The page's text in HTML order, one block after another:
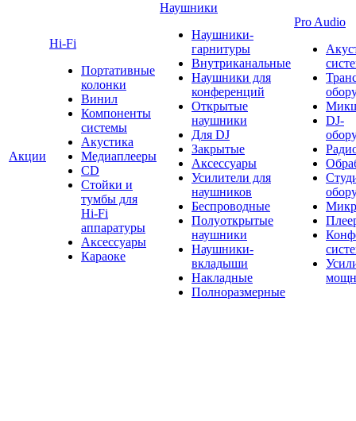
Акции
Hi-Fi
Портативные
колонки
Винил
Компоненты
системы
Акустика
Медиаплееры
CD
Стойки и
тумбы для
Hi-Fi
аппаратуры
Аксессуары
Караоке
Наушники
Наушники-
гарнитуры
Внутриканальные
Наушники для
конференций
Открытые
наушники
Для DJ
Закрытые
Аксессуары
Усилители для
наушников
Беспроводные
Полуоткрытые
наушники
Наушники-
вкладыши
Накладные
Полноразмерные
Pro Audio
DJ-